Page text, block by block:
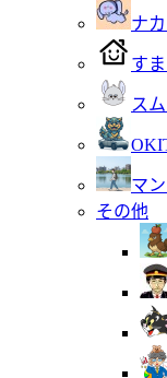
ナ
す
ス
マ
その他